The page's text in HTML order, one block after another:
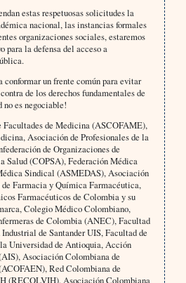
estas respetuosas solicitudes la
nacional, las instancias formales
organizaciones sociales, estaremos
para la defensa del acceso a
un frente común para evitar
de los derechos fundamentales de
no es negociable!
de Medicina (ASCOFAME),
Asociación de Profesionales de la
de Organizaciones de
Salud (COPSA), Federación Médica
Sindical (ASMEDAS), Asociación
Farmacia y Química Farmacéutica,
Farmacéuticos de Colombia y su
Colegio Médico Colombiano,
de Colombia (ANEC), Facultad
de Santander UIS, Facultad de
Universidad de Antioquia, Acción
Asociación Colombiana de
Red Colombiana de
(RECOLVIH), Asociación Colombiana